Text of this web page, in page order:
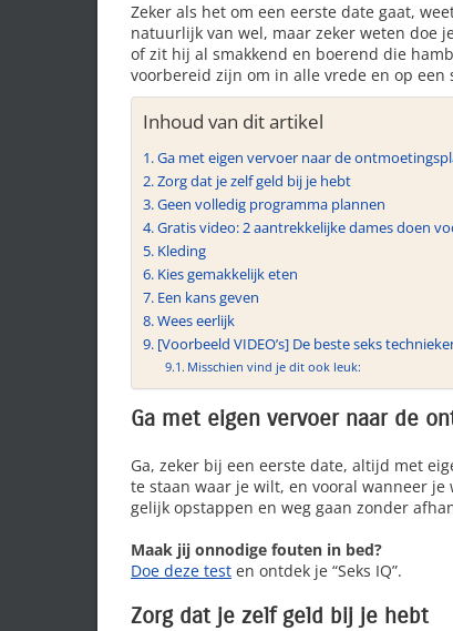
Zeker als het om een eerste date gaat,
natuurlijk van wel, maar zeker weten doe
of zit hij al smakkend en boerend die
voorbereid zijn om in alle vrede en op
Inhoud van dit artikel
Ga met eigen vervoer naar de
Zorg dat je zelf geld bij je hebt
Geen volledig programma plannen
Gratis video: 2 aantrekkelijke dames doen
Kleding
Kies gemakkelijk eten
Een kans geven
Wees eerlijk
[Voorbeeld VIDEO’s] De beste seks
Misschien vind je dit ook leuk:
Ga met eigen vervoer naar de
Ga, zeker bij een eerste date, altijd met
te staan waar je wilt, en vooral wanneer
gelijk opstappen en weg gaan zonder
Maak jij onnodige fouten in bed?
Doe deze test en ontdek je “Seks IQ”.
Zorg dat je zelf geld bij je hebt